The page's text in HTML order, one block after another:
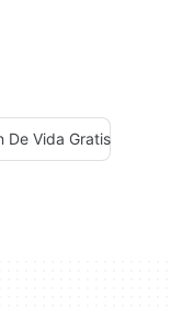
De Vida Gratis